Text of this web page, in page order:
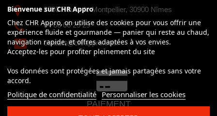
2750 Route de Montpellier, 30900 Nîmes
04 66 06 25 29
contact@chrappro.com
PAIEMENT
Bienvenue sur CHR Appro
Chez CHR Appro, on utilise des cookies pour vous offrir une
expérience fluide et gourmande — panier qui reste au chaud,
navigation rapide, et offres adaptées à vos envies.
Acceptez-les pour profiter pleinement du site
Vos données sont protégées et jamais partagées sans votre
accord.
Politique de confidentialité Personnaliser les cookies